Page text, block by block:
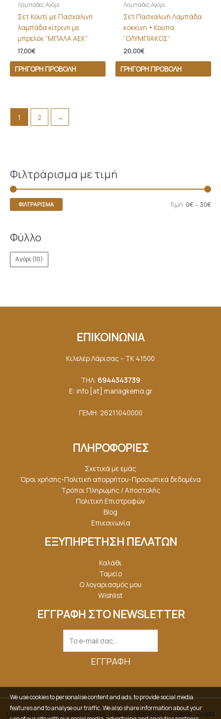
Φιλτράρισμα με τιμή
ΦΙΛΤΡΆΡΙΣΜΑ Τιμή: 0€—30€
Φύλλο
Αγόρι(10)
Λαμπάδες Αγόρι
Σετ Κουτί με Πασχαλινή
λαμπάδα κίτρινη με
μπρελόκ “ΜΠΑΛΑ ΑΕΚ”
17,00€
ΓΡΉΓΟΡΗ ΠΡΟΒΟΛΉ
Λαμπάδες Αγόρι
Σετ Πασχαλινή Λαμπάδα
κόκκινη + Κούπα
“ΟΛΥΜΠΙΑΚΟΣ”
20,00€
ΓΡΉΓΟΡΗ ΠΡΟΒΟΛΉ
1 2 →
ΕΠΙΚΟΙΝΩΝΙΑ
Κιλελέρ Λάρισας – ΤΚ 41500
ΤΗΛ: 6944343739
E: info [at] mariagkemα.gr
ΓΕΜΗ: 26211040000
ΠΛΗΡΟΦΟΡΙΕΣ
Σχετικά με εμάς
Όροι χρήσης-Πολιτική απορρήτου-Προσωπικά δεδομένα
Τρόποι Πληρωμής / Αποστολής
Πολιτική Επιστροφών
Blog
Επικοινωνία
ΕΞΥΠΗΡΕΤΗΣΗ ΠΕΛΑΤΩΝ
Καλάθι
Ταμείο
Ο λογαριασμός μου
Wishlist
ΕΓΓΡΑΦΗ ΣΤΟ NEWSLETTER
ΕΓΓΡΑΦΉ
Copyright © 2026 Μαρία Γκέμα - Γάμος - Βάπτιση - Events - Δώρα
We use cookies to personalise content and ads, to provide social media
features and to analyse our traffic. We also share information about your